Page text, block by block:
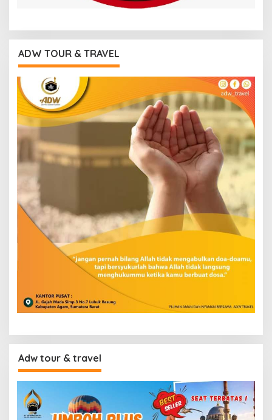
ADW TOUR & TRAVEL
Adw tour & travel